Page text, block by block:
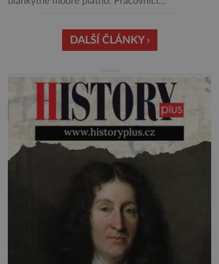
všechno podle plánu, nebo se něco pokazí?
Ariane 6 – tak se nazývá systém nosných raket
sloužit pro účely nejrůznějších vesmírných misí,
DALŠÍ ČLÁNKY ›